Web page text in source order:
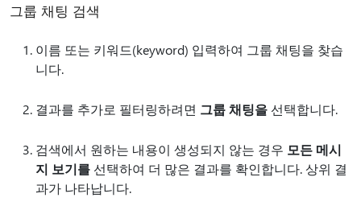
그룹 채팅 검색
이름 또는 키워드(keyword) 입력하여 그룹 채팅을 찾습
니다.
결과를 추가로 필터링하려면 그룹 채팅을 선택합니다.
검색에서 원하는 내용이 생성되지 않는 경우 모든 메시
지 보기를 선택하여 더 많은 결과를 확인합니다. 상위 결
과가 나타납니다.